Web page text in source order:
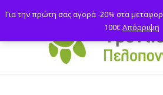
Για την πρώτη σας αγορά -20% στα
100€Απόρριψη